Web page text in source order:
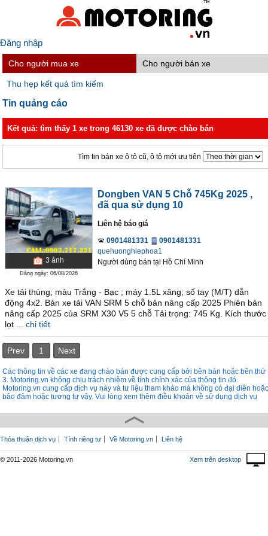
Đăng nhập
Cho người mua xe Cho người bán xe
Thu hẹp kết quả tìm kiếm
Tin quảng cáo
Kết quả: tìm thấy 1 xe trong 46130 xe đã được chào bán
Tìm tin bán xe ô tô cũ, ô tô mới ưu tiên
3 ảnh
Đăng ngày: 06/08/2026
Dongben VAN 5 Chỗ 745Kg 2025 ,
đã qua sử dụng 10
Liên hệ báo giá
0901481331
0901481331
quehuonghiephoa1
Người dùng bán tại Hồ Chí Minh
Xe tải thùng; màu Trắng - Bạc ; máy 1.5L xăng; số tay (M/T) dẫn
động 4x2. Bán xe tải VAN SRM 5 chỗ bản nâng cấp 2025 Phiên bản
nâng cấp 2025 của SRM X30 V5 5 chỗ Tải trọng: 745 Kg. Kích thước
lọt ...
chi tiết
Prev 1 Next
Các thông tin về các xe đang chào bán được cung cấp bởi bên bán hoặc bên thứ
3. Motoring.vn không chịu trách nhiệm về tính chính xác của thông tin đó.
Motoring.vn cung cấp dịch vụ này và tư liệu tham khảo mà không có đại diên hoặc
bảo đảm hoặc tương tư vậy. Vui lòng xem thêm điều khoản về sử dụng dịch vụ
Thỏa thuận dịch vụ Tính riêng tư Về Motoring.vn Liên hệ
© 2011-2026 Motoring.vn Xem trên desktop